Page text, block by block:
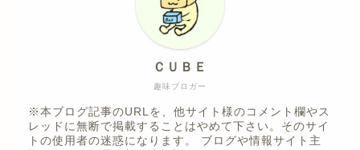
趣味ブロガー
ＣＵＢＥ
※本ブログ記事のURLを、他サイト様のコメント欄やス
レッドに無断で掲載することはやめて下さい。そのサイ
トの使用者の迷惑になります。 ブログや情報サイト主